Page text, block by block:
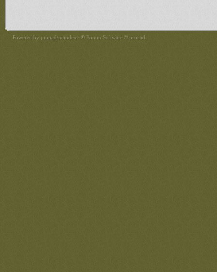
Powered by pronad/noindex> ® Forum Software © pronad